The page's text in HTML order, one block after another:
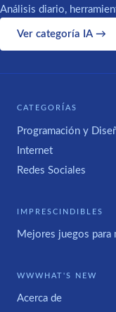
Análisis diario,
Ver categoría IA →
CATEGORÍAS
Programación y
Internet
Redes Sociales
IMPRESCINDIBLES
Mejores juegos
WWWHAT'S NEW
Acerca de